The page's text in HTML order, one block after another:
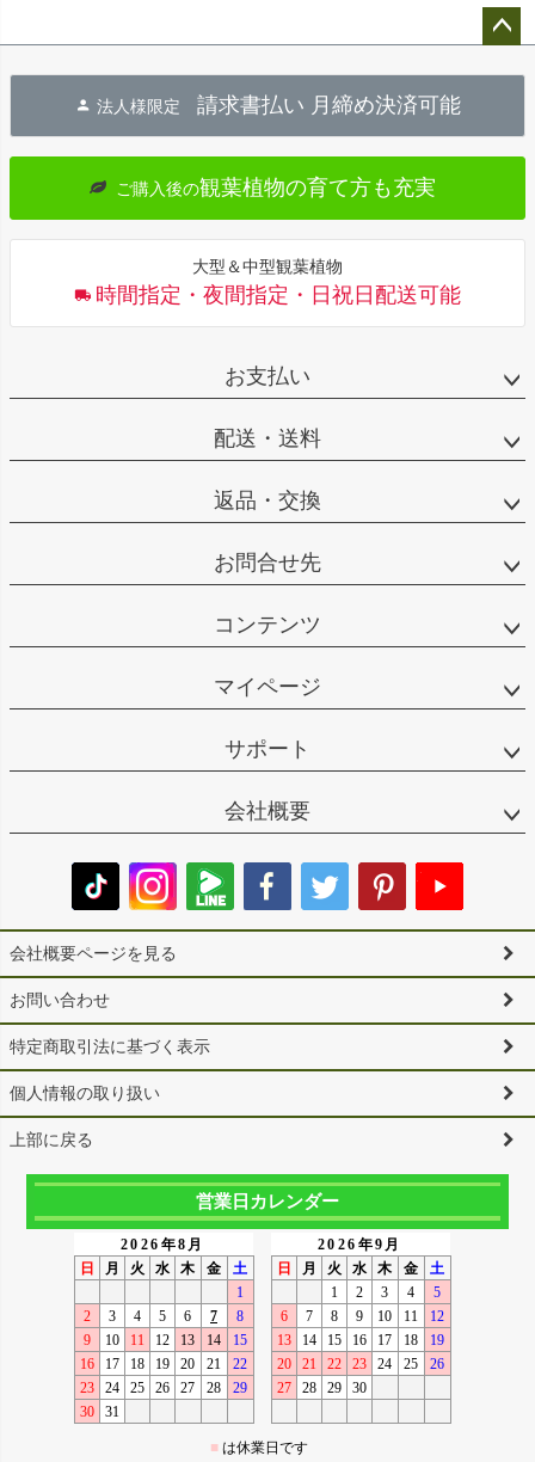
へ
法人様限定 請求書払い 月締め決済可能
ご購入後の観葉植物の育て方も充実
大型＆中型観葉植物
時間指定・夜間指定・日祝日配送可能
お支払い
配送・送料
返品・交換
お問合せ先
コンテンツ
マイページ
サポート
会社概要
会社概要ページを見る
お問い合わせ
特定商取引法に基づく表示
個人情報の取り扱い
上部に戻る
営業日カレンダー